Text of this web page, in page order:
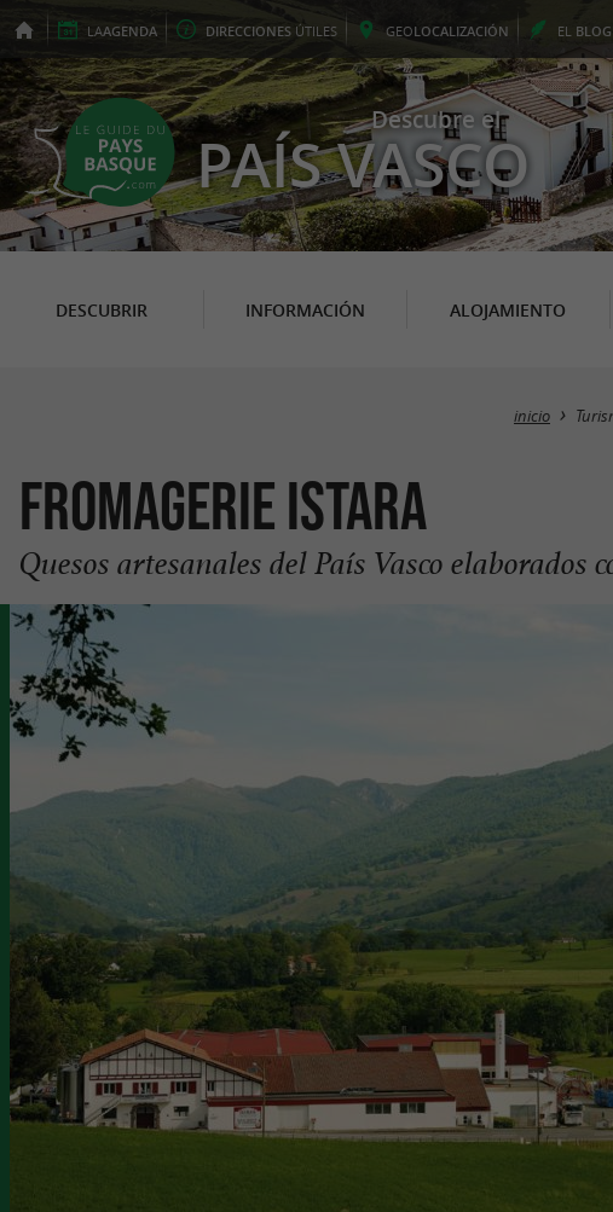
LAAGENDA DIRECCIONES ÚTILES GEOLOCALIZACIÓN EL BLOG
Descubre el
PAÍS VASCO
DESCUBRIR INFORMACIÓN ALOJAMIENTO
inicio
Fromagerie ISTARA
Quesos artesanales del País Vasco elaborados